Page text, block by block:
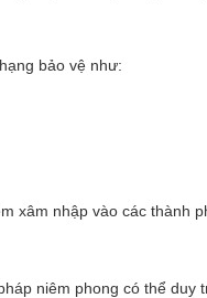
bảo vệ như:
xâm nhập vào các thành
niêm phong có thể duy